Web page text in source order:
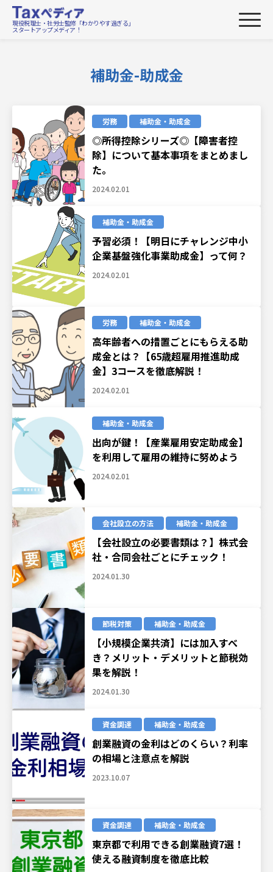
現役税理士・社労士監修「わかりやす過ぎる」
スタートアップメディア！
補助金-助成金
労務 補助金・助成金
◎所得控除シリーズ◎【障害者控
除】について基本事項をまとめまし
た。
2024.02.01
補助金・助成金
予習必須！【明日にチャレンジ中小
企業基盤強化事業助成金】って何？
2024.02.01
労務 補助金・助成金
高年齢者への措置ごとにもらえる助
成金とは？【65歳超雇用推進助成
金】3コースを徹底解説！
2024.02.01
補助金・助成金
出向が鍵！【産業雇用安定助成金】
を利用して雇用の維持に努めよう
2024.02.01
会社設立の方法 補助金・助成金
【会社設立の必要書類は？】株式会
社・合同会社ごとにチェック！
2024.01.30
節税対策 補助金・助成金
【小規模企業共済】には加入すべ
き？メリット・デメリットと節税効
果を解説！
2024.01.30
資金調達 補助金・助成金
創業融資の金利はどのくらい？利率
の相場と注意点を解説
2023.10.07
資金調達 補助金・助成金
東京都で利用できる創業融資7選！
使える融資制度を徹底比較